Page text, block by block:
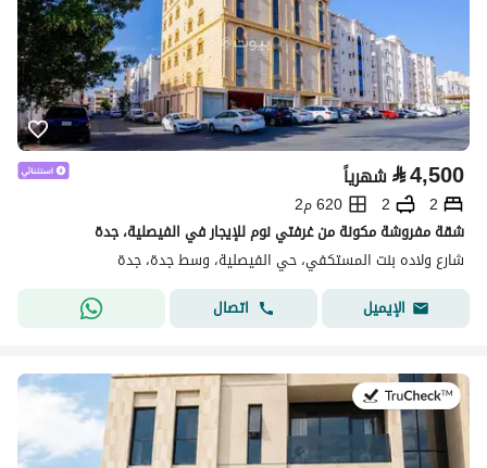
⃁4,500 شهرياً
2
2
620 م2
شقة مفروشة مكونة من غرفتي نوم للإيجار في الفيصلية، جدة
شارع ولاده بنت المستكفي، حي الفيصلية، وسط جدة، جدة
الإيميل
اتصال
في:5 أغسطس 2026